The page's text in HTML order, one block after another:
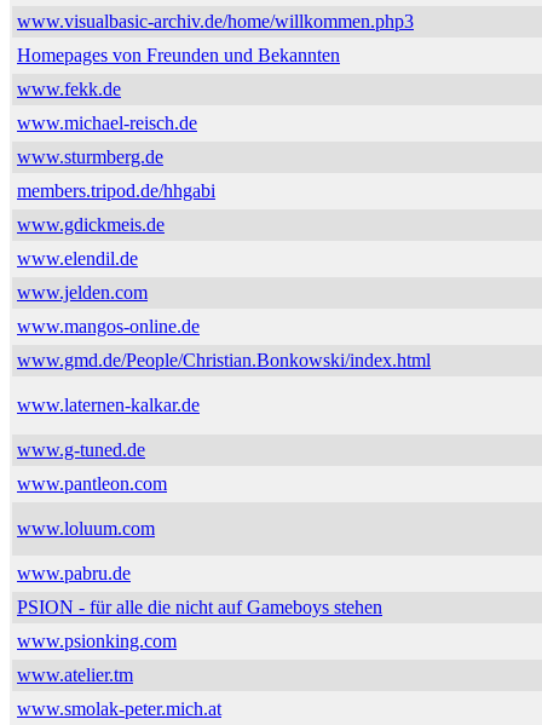
www.visualbasic-archiv.de/home/willkommen.php3
Homepages von Freunden und Bekannten
www.fekk.de
www.michael-reisch.de
www.sturmberg.de
members.tripod.de/hhgabi
www.gdickmeis.de
www.elendil.de
www.jelden.com
www.mangos-online.de
www.gmd.de/People/Christian.Bonkowski/index.html
www.laternen-kalkar.de
www.g-tuned.de
www.pantleon.com
www.loluum.com
www.pabru.de
PSION - für alle die nicht auf Gameboys stehen
www.psionking.com
www.atelier.tm
www.smolak-peter.mich.at